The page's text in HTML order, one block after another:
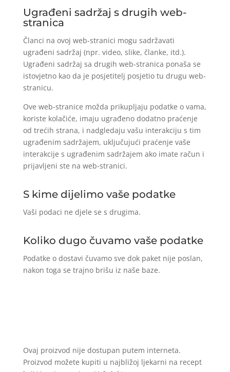
Ugrađeni sadržaj s drugih web-
stranica
Članci na ovoj web-stranici mogu sadržavati
ugrađeni sadržaj (npr. video, slike, članke, itd.).
Ugrađeni sadržaj sa drugih web-stranica ponaša se
istovjetno kao da je posjetitelj posjetio tu drugu web-
stranicu.
Ove web-stranice možda prikupljaju podatke o vama,
koriste kolačiće, imaju ugrađeno dodatno praćenje
od trećih strana, i nadgledaju vašu interakciju s tim
ugrađenim sadržajem, uključujući praćenje vaše
interakcije s ugrađenim sadržajem ako imate račun i
prijavljeni ste na web-stranici.
S kime dijelimo vaše podatke
Vaši podaci ne djele se s drugima.
Koliko dugo čuvamo vaše podatke
Podatke o dostavi čuvamo sve dok paket nije poslan,
nakon toga se trajno brišu iz naše baze.
Ovaj proizvod nije dostupan putem interneta.
Proizvod možete kupiti u najbližoj ljekarni na recept